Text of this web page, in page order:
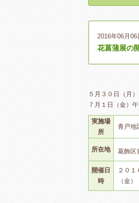
2016年06月06
花菖蒲展の
５月３０日（月
７月１日（金）
実施場
所
青戸地
所在地 葛飾区
開催日
時
２０
（金）